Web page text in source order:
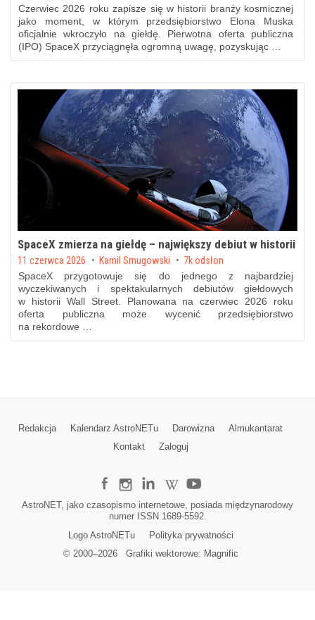
Czerwiec 2026 roku zapisze się w historii branży kosmicznej
jako moment, w którym przedsiębiorstwo Elona Muska
oficjalnie wkroczyło na giełdę. Pierwotna oferta publiczna
(IPO) SpaceX przyciągnęła ogromną uwagę, pozyskując …
SpaceX zmierza na giełdę – największy debiut w historii
Posted on
11 czerwca 2026 by Kamil Smugowski 7k odsłon
SpaceX przygotowuje się do jednego z najbardziej
wyczekiwanych i spektakularnych debiutów giełdowych
w historii Wall Street. Planowana na czerwiec 2026 roku
oferta publiczna może wycenić przedsiębiorstwo
na rekordowe …
Redakcja Kalendarz AstroNETu Darowizna
Almukantarat
Kontakt
Zaloguj
AstroNET, jako czasopismo internetowe, posiada międzynarodowy
numer ISSN 1689-5592.
Logo AstroNETu
Polityka prywatności
© 2000–2026Grafiki wektorowe: Magnific